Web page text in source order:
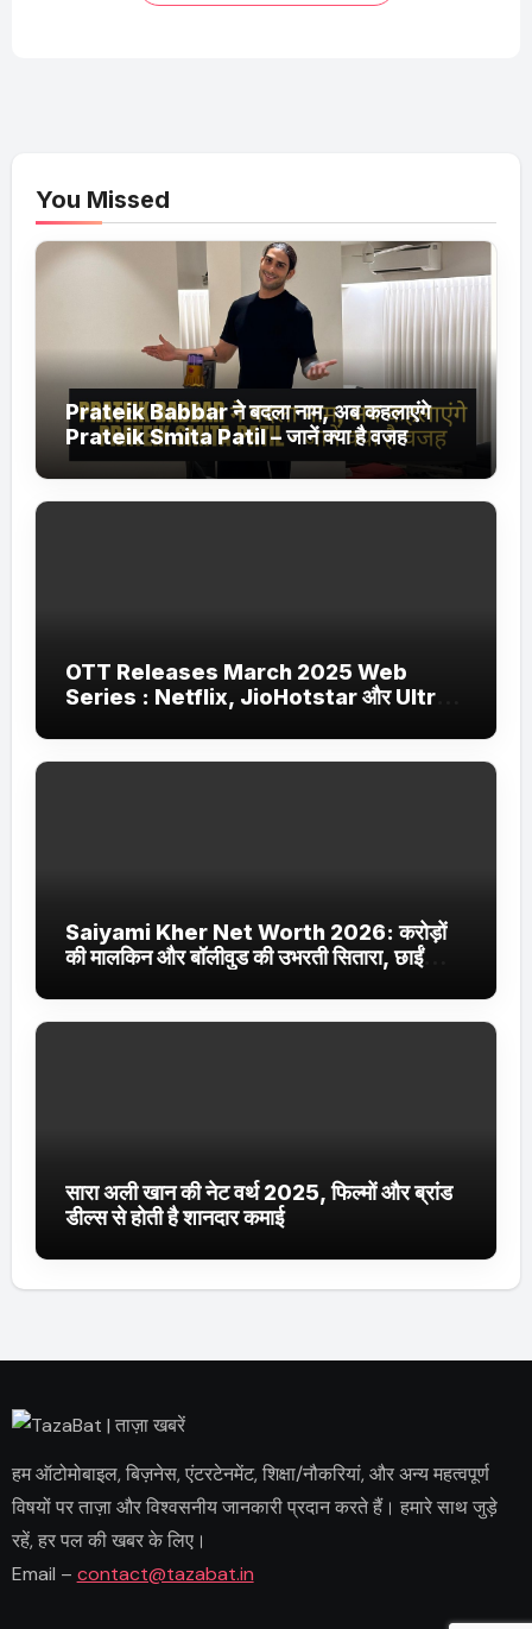
You Missed
Prateik Babbar ने बदला नाम, अब कहलाएंगे
Prateik Smita Patil – जानें क्या है वजह
OTT Releases March 2025 Web
Series : Netflix, JioHotstar और Ultra
Saiyami Kher Net Worth 2026: करोड़ों
की मालकिन और बॉलीवुड की उभरती सितारा, छाईं
सारा अली खान की नेट वर्थ 2025, फिल्मों और ब्रांड
डील्स से होती है शानदार कमाई
हम ऑटोमोबाइल, बिज़नेस, एंटरटेनमेंट, शिक्षा/नौकरियां, और अन्य महत्वपूर्ण
विषयों पर ताज़ा और विश्वसनीय जानकारी प्रदान करते हैं। हमारे साथ जुड़े
रहें, हर पल की खबर के लिए।
Email – contact@tazabat.in